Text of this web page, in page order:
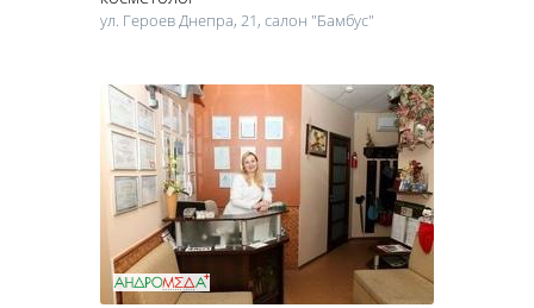
ул. Героев Днепра, 21, салон "Бамбус"